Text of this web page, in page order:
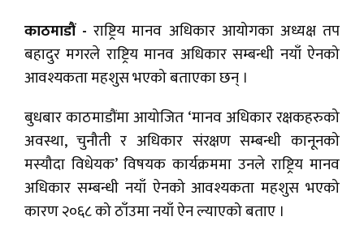
काठमाडौं - राष्ट्रिय मानव अधिकार आयोगका अध्यक्ष तप
बहादुर मगरले राष्ट्रिय मानव अधिकार सम्बन्धी नयाँ ऐनको
आवश्यकता महशुस भएको बताएका छन् ।
बुधबार काठमाडौंमा आयोजित ‘मानव अधिकार रक्षकहरुको
अवस्था, चुनौती र अधिकार संरक्षण सम्बन्धी कानूनको
मस्यौदा विधेयक’ विषयक कार्यक्रममा उनले राष्ट्रिय मानव
अधिकार सम्बन्धी नयाँ ऐनको आवश्यकता महशुस भएको
कारण २०६८ को ठाँउमा नयाँ ऐन ल्याएको बताए ।